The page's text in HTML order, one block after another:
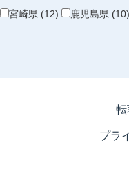
宮崎県 (12)
鹿児島県 (10)
転
プラ